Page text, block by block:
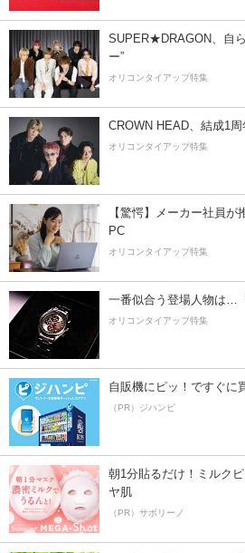
SUPER★DRAGON、自
ー”
オリコンタイアップ特集
CROWN HEAD、結成1
オリコンタイアップ特集
【驚愕】メーカー社員
PC
オリコンタイアップ特集
一番似合う登場人物は…
オリコンタイアップ特集
自販機にピッ！ですぐに
（PR）ジハンピ
朝1分貼るだけ！ミルク
ヤ肌
（PR）サボリーノ